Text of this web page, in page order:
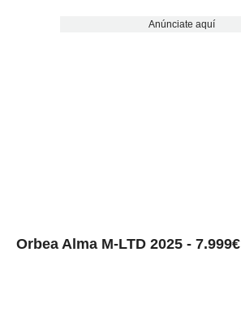
Anúnciate aquí
Orbea Alma M-LTD 2025 - 7.999€